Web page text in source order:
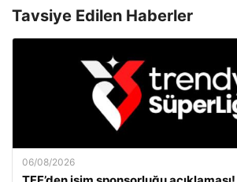
Tavsiye Edilen Haberler
06/08/2026